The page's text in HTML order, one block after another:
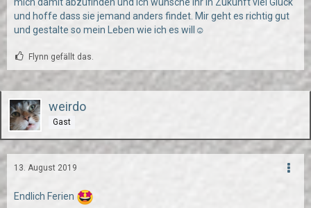
und hoffe dass sie jemand anders findet. Mir geht es richtig gut
und gestalte so mein Leben wie ich es will☺️
Flynn gefällt das.
weirdo
Gast
13. August 2019
Endlich Ferien